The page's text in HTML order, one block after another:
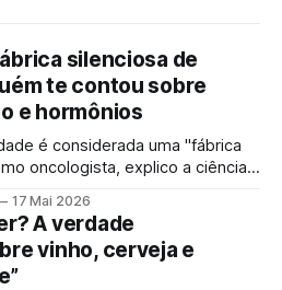
silenciosa de
te contou sobre
e hormônios
é considerada uma "fábrica
oncologista, explico a ciência
alimentam tumores.
17 Mai 2026
A verdade
vinho, cerveja e